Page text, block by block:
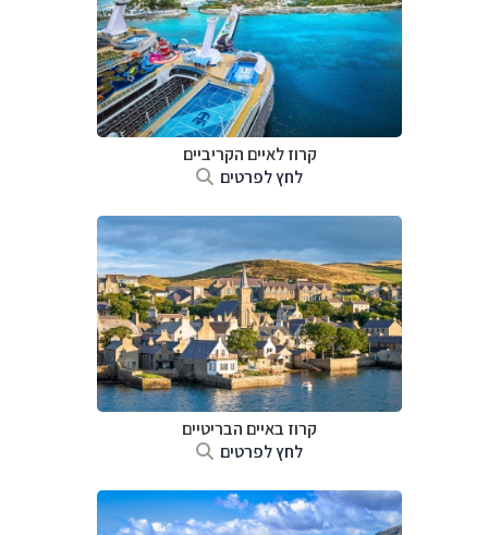
קרוז לאיים הקריביים
לחץ לפרטים
קרוז באיים הבריטיים
לחץ לפרטים